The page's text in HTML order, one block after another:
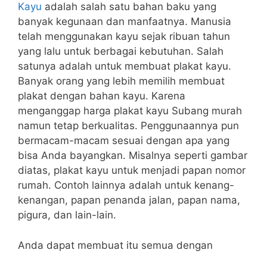
Kayu adalah salah satu bahan baku yang
banyak kegunaan dan manfaatnya. Manusia
telah menggunakan kayu sejak ribuan tahun
yang lalu untuk berbagai kebutuhan. Salah
satunya adalah untuk membuat plakat kayu.
Banyak orang yang lebih memilih membuat
plakat dengan bahan kayu. Karena
menganggap harga plakat kayu Subang murah
namun tetap berkualitas. Penggunaannya pun
bermacam-macam sesuai dengan apa yang
bisa Anda bayangkan. Misalnya seperti gambar
diatas, plakat kayu untuk menjadi papan nomor
rumah. Contoh lainnya adalah untuk kenang-
kenangan, papan penanda jalan, papan nama,
pigura, dan lain-lain.
Anda dapat membuat itu semua dengan